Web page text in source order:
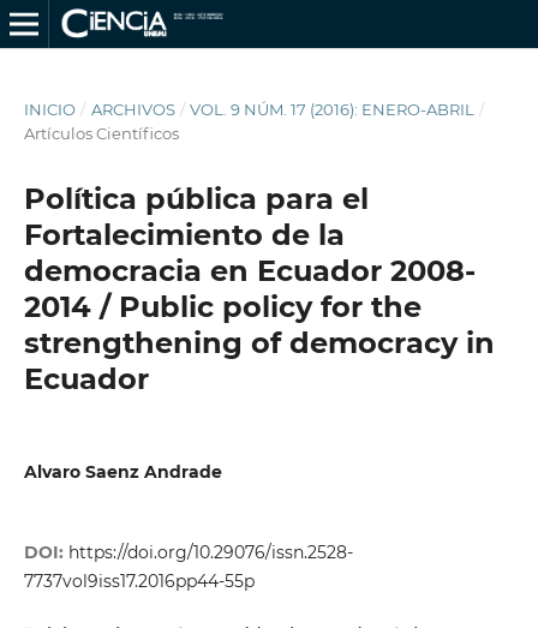
INICIO / ARCHIVOS / VOL. 9 NÚM. 17 (2016): ENERO-ABRIL
/
Artículos Científicos
Política pública para el
Fortalecimiento de la
democracia en Ecuador 2008-
2014 / Public policy for the
strengthening of democracy in
Ecuador
Alvaro Saenz Andrade
DOI: https://doi.org/10.29076/issn.2528-
7737vol9iss17.2016pp44-55p